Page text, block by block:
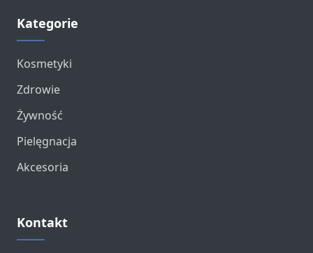
Kategorie
Kosmetyki
Zdrowie
Żywność
Pielęgnacja
Akcesoria
Kontakt